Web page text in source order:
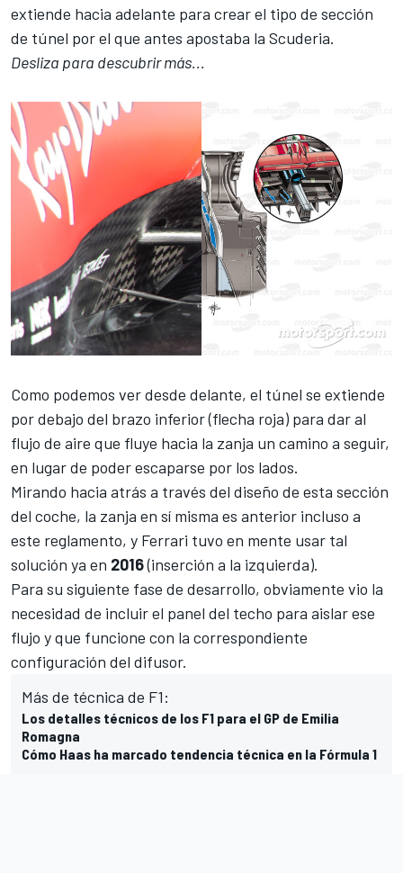
extiende hacia adelante para crear el tipo de sección
de túnel por el que antes apostaba la Scuderia.
Desliza para descubrir más...
Como podemos ver desde delante, el túnel se extiende
por debajo del brazo inferior (flecha roja) para dar al
flujo de aire que fluye hacia la zanja un camino a seguir,
en lugar de poder escaparse por los lados.
Mirando hacia atrás a través del diseño de esta sección
del coche, la zanja en sí misma es anterior incluso a
este reglamento, y Ferrari tuvo en mente usar tal
solución ya en 2016(inserción a la izquierda).
Para su siguiente fase de desarrollo, obviamente vio la
necesidad de incluir el panel del techo para aislar ese
flujo y que funcione con la correspondiente
configuración del difusor.
Más de técnica de F1:
Los detalles técnicos de los F1 para el GP de Emilia
Romagna
Cómo Haas ha marcado tendencia técnica en la Fórmula 1